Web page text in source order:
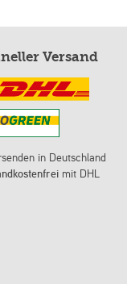
Versand
in Deutschland
mit DHL